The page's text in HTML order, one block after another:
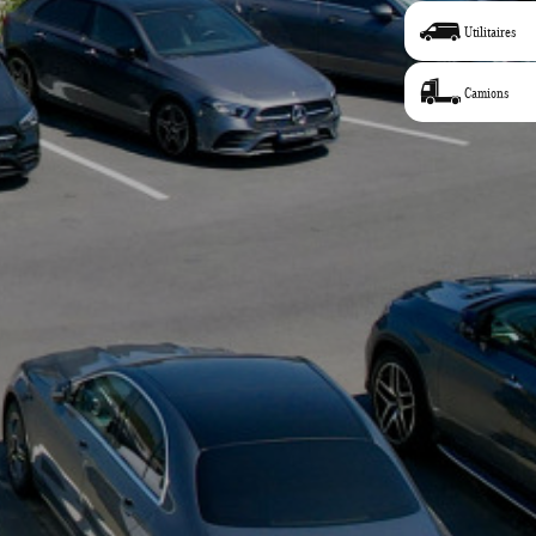
Utilitaires
Camions